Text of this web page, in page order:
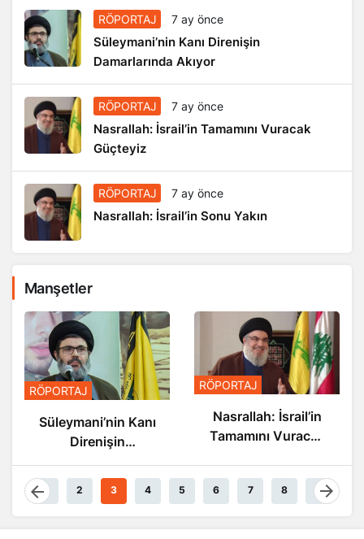
RÖPORTAJ 7 ay önce
Süleymani’nin Kanı Direnişin
Damarlarında Akıyor
RÖPORTAJ 7 ay önce
Nasrallah: İsrail’in Tamamını Vuracak
Güçteyiz
RÖPORTAJ 7 ay önce
Nasrallah: İsrail’in Sonu Yakın
Manşetler
Kanı
RÖPORTAJ
Nasrallah: İsrail’in
Tamamını Vuracak
RÖPORTAJ
Sonu
1 2 3 4 5 6 7 8 9